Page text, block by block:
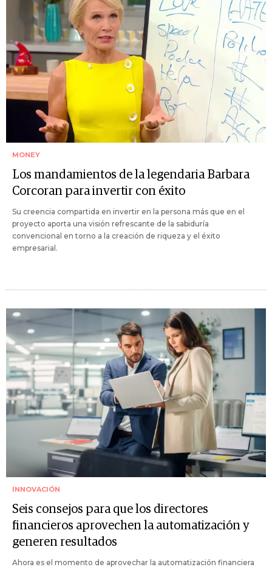
MONEY
Los mandamientos de la legendaria Barbara
Corcoran para invertir con éxito
Su creencia compartida en invertir en la persona más que en el
proyecto aporta una visión refrescante de la sabiduría
convencional en torno a la creación de riqueza y el éxito
empresarial.
INNOVACIÓN
Seis consejos para que los directores
financieros aprovechen la automatización y
generen resultados
Ahora es el momento de aprovechar la automatización financiera